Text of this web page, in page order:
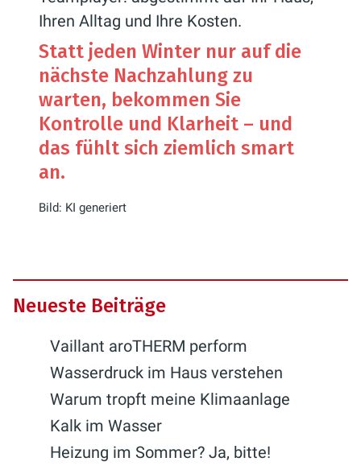
Ihren Alltag und Ihre Kosten.
Statt jeden Winter nur auf die
nächste Nachzahlung zu
warten, bekommen Sie
Kontrolle und Klarheit – und
das fühlt sich ziemlich smart
an.
Bild: KI generiert
Neueste Beiträge
Vaillant aroTHERM perform
Wasserdruck im Haus verstehen
Warum tropft meine Klimaanlage
Kalk im Wasser
Heizung im Sommer? Ja, bitte!